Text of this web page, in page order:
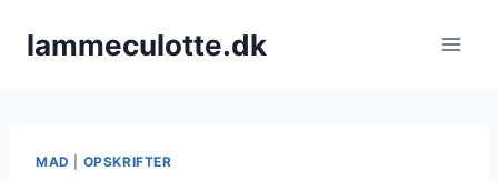
lammeculotte.dk
MAD OPSKRIFTER